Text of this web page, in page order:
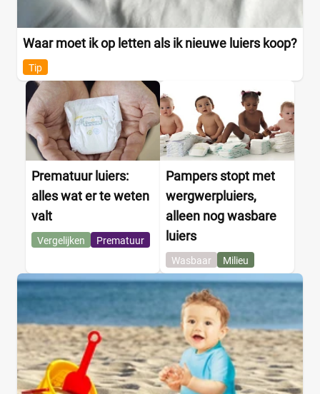
Waar moet ik op letten als ik nieuwe luiers koop?
Tip
Prematuur luiers:
alles wat er te weten
valt
Vergelijken Prematuur
Pampers stopt met
wergwerpluiers,
alleen nog wasbare
luiers
Wasbaar Milieu